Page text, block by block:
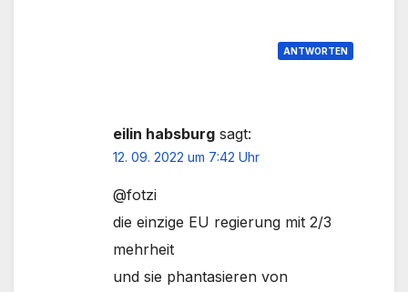
ANTWORTEN
eilin habsburg sagt:
12. 09. 2022 um 7:42 Uhr
@fotzi
die einzige EU regierung mit 2/3
mehrheit
und sie phantasieren von